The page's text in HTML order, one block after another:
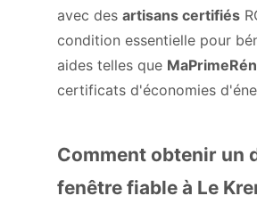
avec des artisans certifiés
condition essentielle pour
aides telles que
certificats d'économies
Comment obtenir un
fenêtre fiable à Le